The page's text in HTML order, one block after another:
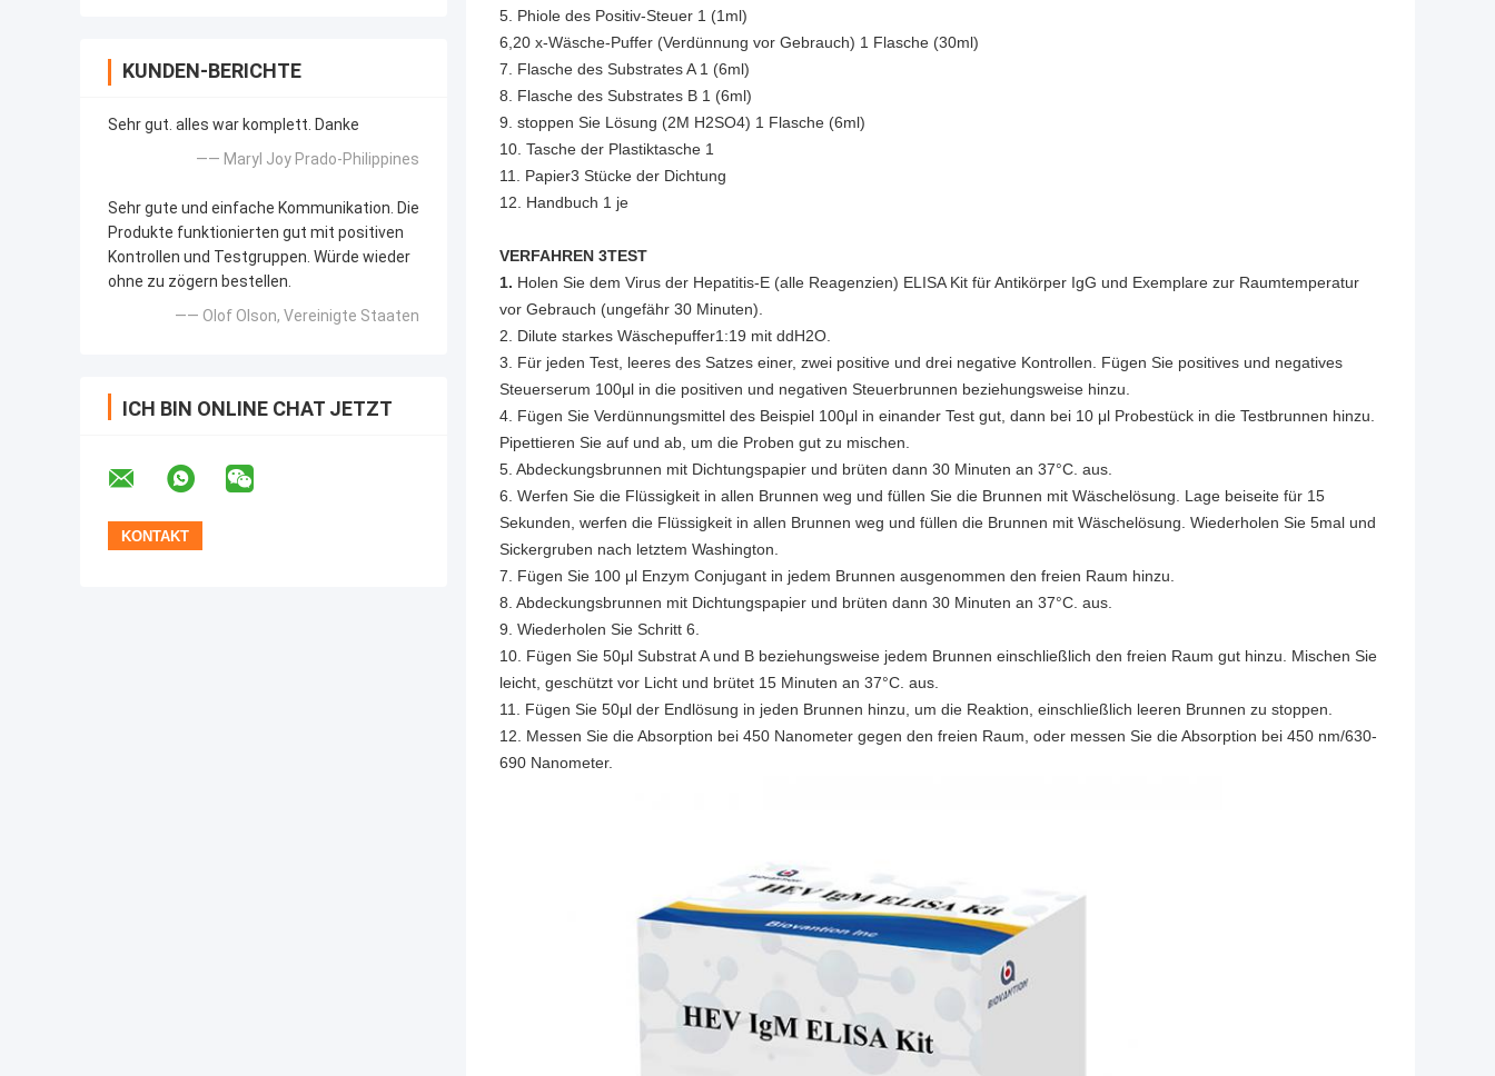
KUNDEN-BERICHTE
Sehr gut. alles war komplett. Danke
—— Maryl Joy Prado-Philippines
Sehr gute und einfache Kommunikation. Die
Produkte funktionierten gut mit positiven
Kontrollen und Testgruppen. Würde wieder
ohne zu zögern bestellen.
—— Olof Olson, Vereinigte Staaten
ICH BIN ONLINE CHAT JETZT
5. Phiole des Positiv-Steuer 1 (1ml)
6,20 x-Wäsche-Puffer (Verdünnung vor Gebrauch) 1 Flasche (30ml)
7. Flasche des Substrates A 1 (6ml)
8. Flasche des Substrates B 1 (6ml)
9. stoppen Sie Lösung (2M H2SO4) 1 Flasche (6ml)
10. Tasche der Plastiktasche 1
11. Papier3 Stücke der Dichtung
12. Handbuch 1 je
VERFAHREN 3TEST
1. Holen Sie dem Virus der Hepatitis-E (alle Reagenzien) ELISA Kit für Antikörper IgG und Exemplare zur Raumtemperatur
vor Gebrauch (ungefähr 30 Minuten).
2. Dilute starkes Wäschepuffer1:19 mit ddH2O.
3. Für jeden Test, leeres des Satzes einer, zwei positive und drei negative Kontrollen. Fügen Sie positives und negatives
Steuerserum 100μl in die positiven und negativen Steuerbrunnen beziehungsweise hinzu.
4. Fügen Sie Verdünnungsmittel des Beispiel 100μl in einander Test gut, dann bei 10 μl Probestück in die Testbrunnen hinzu.
Pipettieren Sie auf und ab, um die Proben gut zu mischen.
5. Abdeckungsbrunnen mit Dichtungspapier und brüten dann 30 Minuten an 37°C. aus.
6. Werfen Sie die Flüssigkeit in allen Brunnen weg und füllen Sie die Brunnen mit Wäschelösung. Lage beiseite für 15
Sekunden, werfen die Flüssigkeit in allen Brunnen weg und füllen die Brunnen mit Wäschelösung. Wiederholen Sie 5mal und
Sickergruben nach letztem Washington.
7. Fügen Sie 100 μl Enzym Conjugant in jedem Brunnen ausgenommen den freien Raum hinzu.
8. Abdeckungsbrunnen mit Dichtungspapier und brüten dann 30 Minuten an 37°C. aus.
9. Wiederholen Sie Schritt 6.
10. Fügen Sie 50μl Substrat A und B beziehungsweise jedem Brunnen einschließlich den freien Raum gut hinzu. Mischen Sie
leicht, geschützt vor Licht und brütet 15 Minuten an 37°C. aus.
11. Fügen Sie 50μl der Endlösung in jeden Brunnen hinzu, um die Reaktion, einschließlich leeren Brunnen zu stoppen.
12. Messen Sie die Absorption bei 450 Nanometer gegen den freien Raum, oder messen Sie die Absorption bei 450 nm/630-
690 Nanometer.